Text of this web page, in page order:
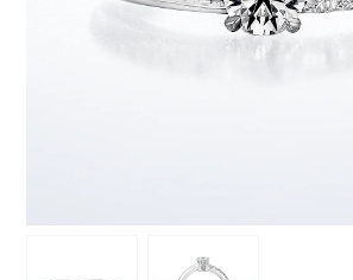
エタニティリング
シークレットストーン